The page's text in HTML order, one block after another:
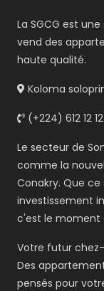
La SGCG est
vend des
haute qualité.
Koloma
(+224) 612 12
Le secteur de
comme la
Conakry. Que
investissement
c'est le moment
Votre futur
Des
pensés pour